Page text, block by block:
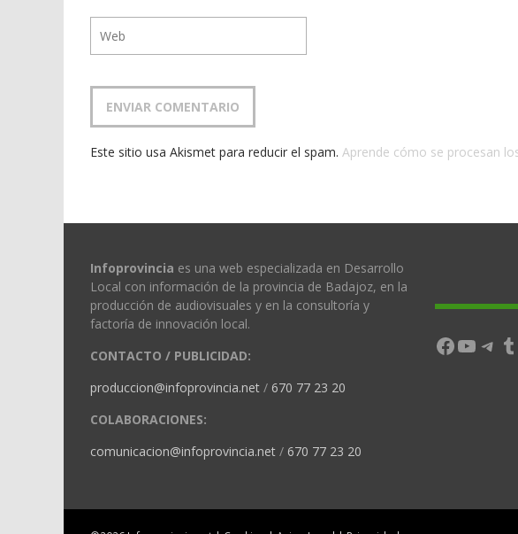
Este sitio usa Akismet para reducir el spam. Aprende cómo se procesan
Infoprovincia es una web especializada en Desarrollo
Local con información de la provincia de Badajoz, en la
producción de audiovisuales y en la consultoría y
factoría de innovación local.
CONTACTO / PUBLICIDAD:
produccion@infoprovincia.net / 670 77 23 20
COLABORACIONES:
comunicacion@infoprovincia.net / 670 77 23 20